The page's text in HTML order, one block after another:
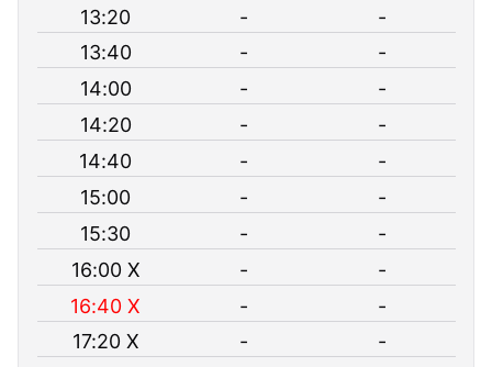
13:20
-
-
13:40
-
-
14:00
-
-
14:20
-
-
14:40
-
-
15:00
-
-
15:30
-
-
16:00 X
-
-
16:40 X
-
-
17:20 X
-
-